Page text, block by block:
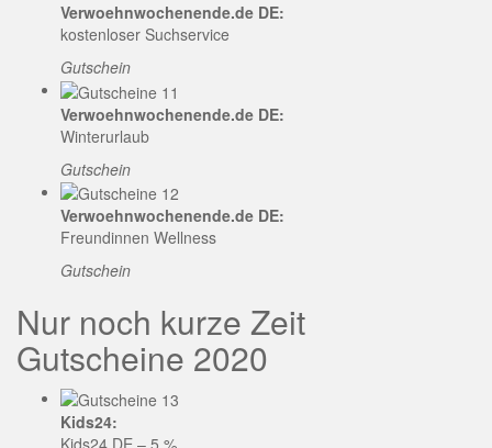
Verwoehnwochenende.de DE:
kostenloser Suchservice
Gutschein
Verwoehnwochenende.de DE:
Winterurlaub
Gutschein
Verwoehnwochenende.de DE:
Freundinnen Wellness
Gutschein
Nur noch kurze Zeit
Gutscheine 2020
Kids24: